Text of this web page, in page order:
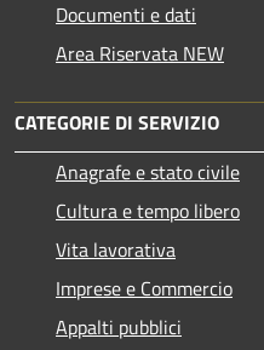
Documenti e dati
Area Riservata NEW
CATEGORIE DI SERVIZIO
Anagrafe e stato civile
Cultura e tempo libero
Vita lavorativa
Imprese e Commercio
Appalti pubblici